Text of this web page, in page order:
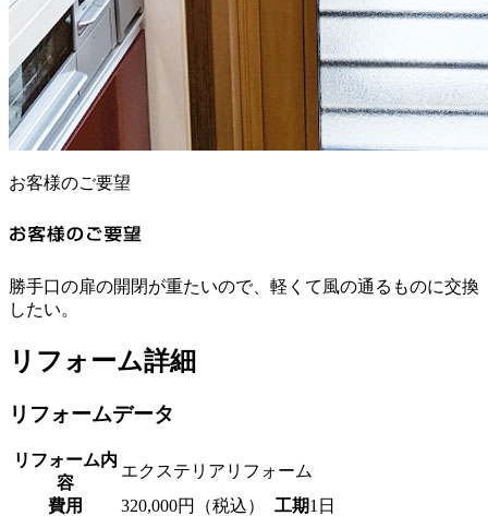
お客様のご要望
勝手口の扉の開閉が重たいので、軽くて風の通るものに交換
したい。
リフォーム詳細
リフォームデータ
リフォーム内
容
エクステリアリフォーム
費用
320,000円（税込） 工期1日